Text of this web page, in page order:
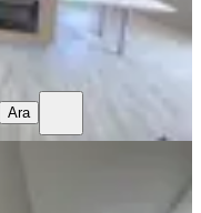
Ara